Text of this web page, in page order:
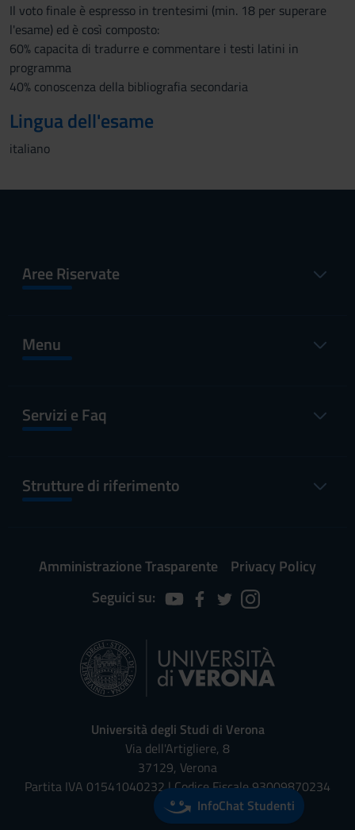
Il voto finale è espresso in trentesimi (min. 18 per superare
l'esame) ed è così composto:
60% capacita di tradurre e commentare i testi latini in
programma
40% conoscenza della bibliografia secondaria
Lingua dell'esame
italiano
Aree Riservate
Menu
Servizi e Faq
Strutture di riferimento
Amministrazione Trasparente
Privacy Policy
Seguici su:
Università degli Studi di Verona
Via dell'Artigliere, 8
37129, Verona
Partita IVA 01541040232 | Codice Fiscale 93009870234
InfoChat Studenti